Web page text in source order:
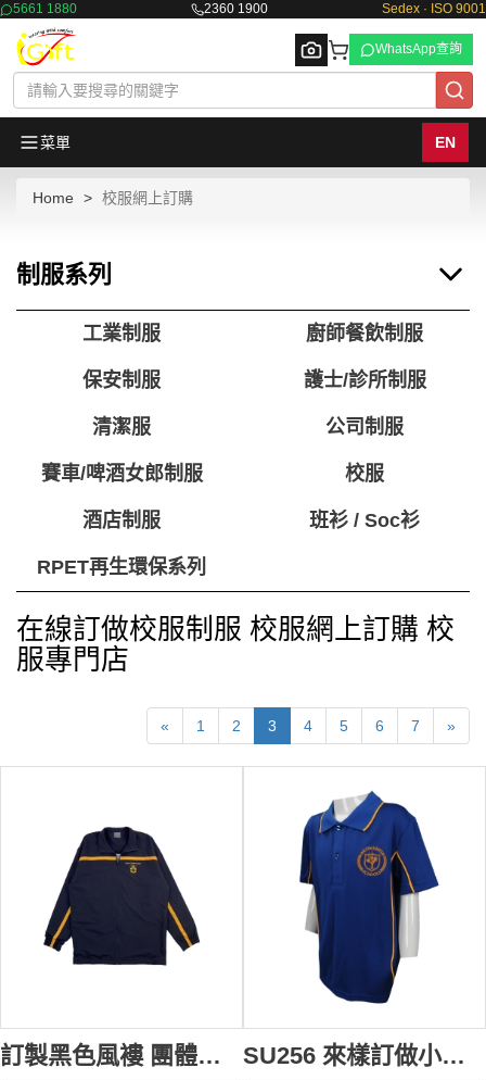
5661 1880 2360 1900 Sedex · ISO 9001
WhatsApp查詢
菜單 EN
Home 校服網上訂購
制服系列
工業制服 廚師餐飲制服
保安制服 護士/診所制服
清潔服 公司制服
賽車/啤酒女郎制服 校服
酒店制服 班衫 / Soc衫
RPET再生環保系列
在線訂做校服制服 校服網上訂購 校
服專門店
« 1 2 3 4 5 6 7 »
訂製黑色風褸 團體訂做校服外套 風褸校服 澳洲運動校服 設計橡筋袖口 繡花LOGO 悉尼 文法學校 SU260 SU256 來樣訂做小童校服網上下單小童校服Polo恤澳洲 Tudor 小童校服專營店